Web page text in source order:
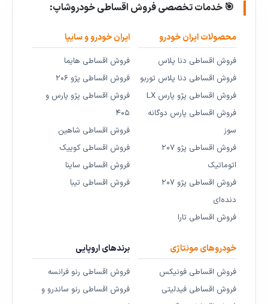
🎯 خدمات تخصصی فروش اقساطی خودروشاپ:
محصولات ایران خودرو
فروش اقساطی دنا پلاس
فروش اقساطی دنا پلاس توربو
فروش اقساطی پژو پارس LX
فروش اقساطی پارس دوگانه
سوز
فروش اقساطی پژو ۲۰۷
اتوماتیک
فروش اقساطی پژو ۲۰۷
دنده‌ای
فروش اقساطی تارا
ایران خودرو و سایپا
فروش اقساطی هایما
فروش اقساطی پژو ۲۰۶
فروش اقساطی پژو پارس و
۴۰۵
فروش اقساطی شاهین
فروش اقساطی کوییک
فروش اقساطی ساینا
فروش اقساطی تیبا
خودروهای مونتاژی
فروش اقساطی فونیکس
فروش اقساطی فیدلیتی
برندهای اروپایی
فروش اقساطی رنو فرانسه
فروش اقساطی رنو ساندرو و